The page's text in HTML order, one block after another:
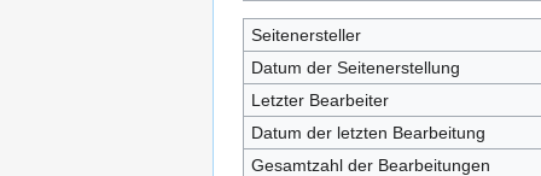
Seitenersteller
Datum der Seitenerstellung
Letzter Bearbeiter
Datum der letzten Bearbeitung
Gesamtzahl der Bearbeitungen